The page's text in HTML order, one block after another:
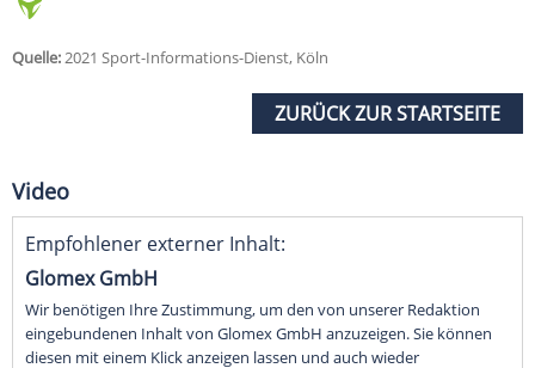
Quelle:2021 Sport-Informations-Dienst, Köln
ZURÜCK ZUR STARTSEITE
Video
Empfohlener externer Inhalt:
Glomex GmbH
Wir benötigen Ihre Zustimmung, um den von unserer Redaktion
eingebundenen Inhalt von Glomex GmbH anzuzeigen. Sie können
diesen mit einem Klick anzeigen lassen und auch wieder